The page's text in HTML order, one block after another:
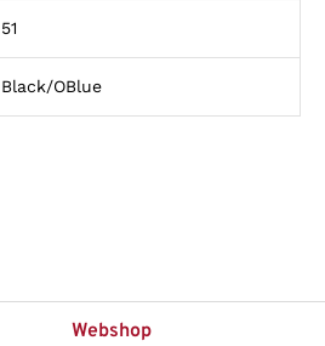
51
Black/OBlue
Webshop